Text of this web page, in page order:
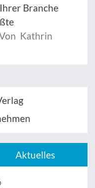
Branche
Kathrin
Aktuelles